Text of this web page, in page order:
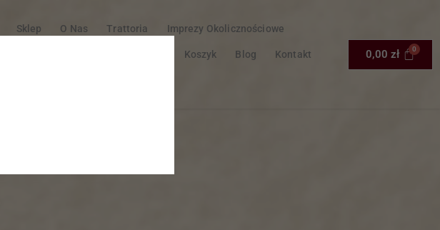
Sklep O Nas Trattoria Imprezy Okolicznościowe
Koszyk Blog Kontakt 0,00zł